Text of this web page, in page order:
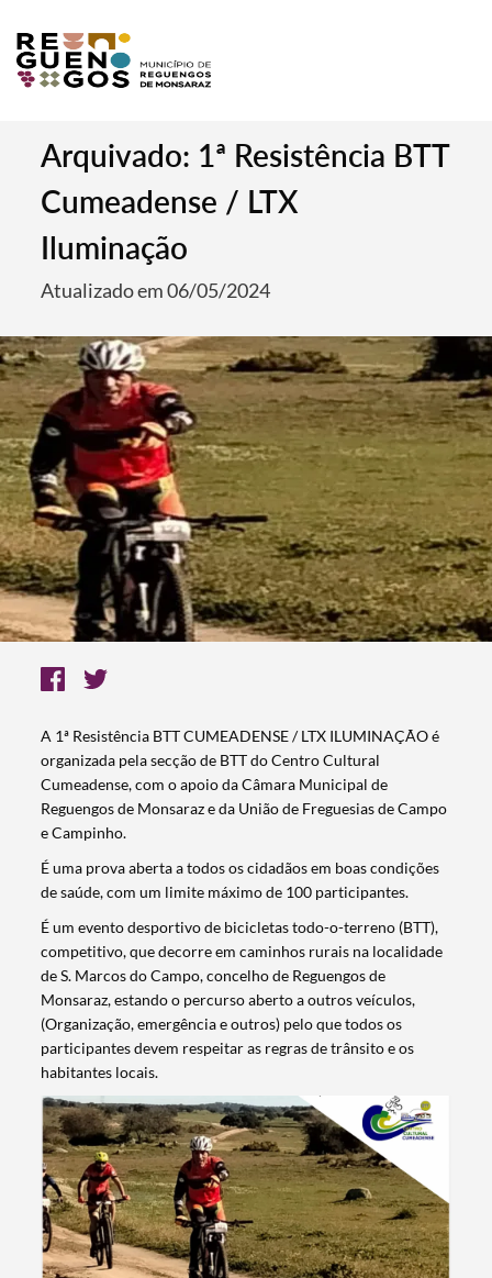
Arquivado: 1ª Resistência BTT
Cumeadense / LTX
Iluminação
Atualizado em 06/05/2024
A 1ª Resistência BTT CUMEADENSE / LTX ILUMINAÇÃO é
organizada pela secção de BTT do Centro Cultural
Cumeadense, com o apoio da Câmara Municipal de
Reguengos de Monsaraz e da União de Freguesias de Campo
e Campinho.
É uma prova aberta a todos os cidadãos em boas condições
de saúde, com um limite máximo de 100 participantes.
É um evento desportivo de bicicletas todo-o-terreno (BTT),
competitivo, que decorre em caminhos rurais na localidade
de S. Marcos do Campo, concelho de Reguengos de
Monsaraz, estando o percurso aberto a outros veículos,
(Organização, emergência e outros) pelo que todos os
participantes devem respeitar as regras de trânsito e os
habitantes locais.